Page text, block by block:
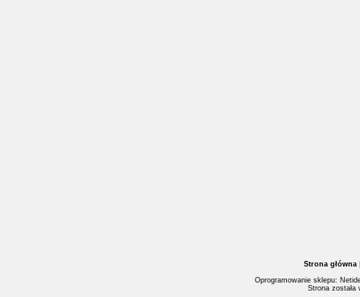
Strona główna
Oprogramowanie sklepu:
Strona